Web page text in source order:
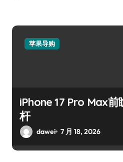
苹果导购
iPhone 17 Pro Max
杆
dawei 7 月 18, 2026